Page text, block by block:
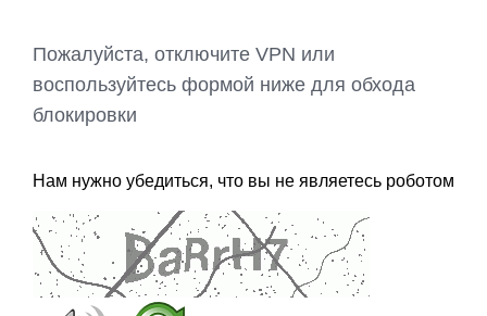
Пожалуйста, отключите VPN или
воспользуйтесь формой ниже для обхода
блокировки
Нам нужно убедиться, что вы не являетесь роботом